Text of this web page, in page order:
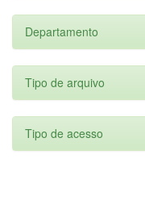
Departamento
Tipo de arquivo
Tipo de acesso